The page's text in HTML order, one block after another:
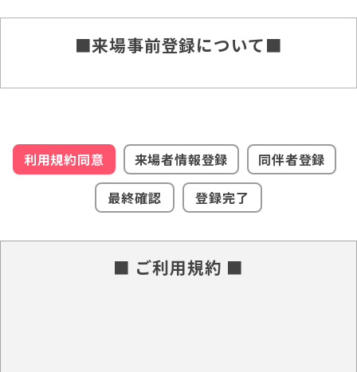
■来場事前登録について■
利用規約同意 来場者情報登録
同伴者登録
最終確認
登録完了
■ ご利用規約 ■